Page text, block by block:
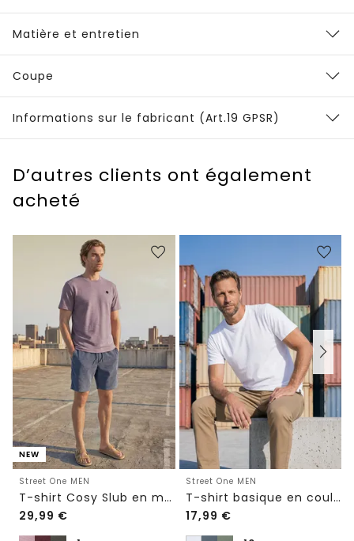
Matière et entretien
Coupe
Informations sur le fabricant (Art.19 GPSR)
D’autres clients ont également
acheté
NEW
Street One MEN
T-shirt Cosy Slub en maille texturée
29,99 €
Street One MEN
T-shirt basique en couleur unie
17,99 €